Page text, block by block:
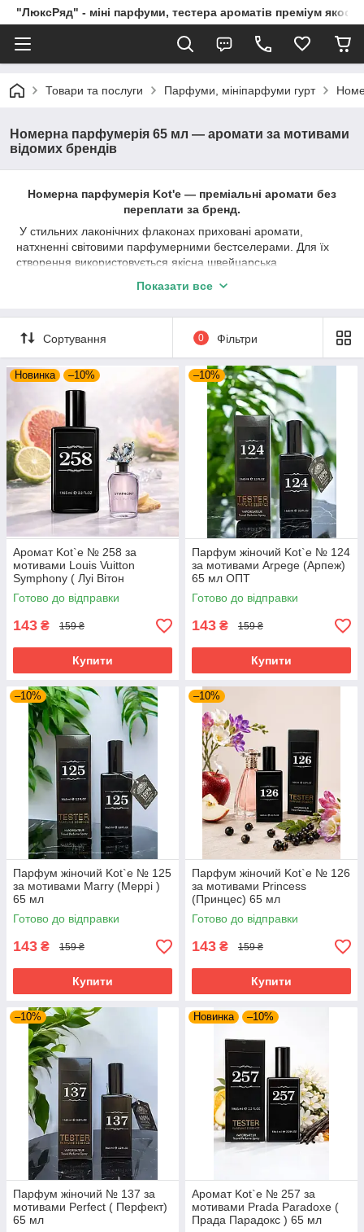
"ЛюксРяд" - міні парфуми, тестера ароматів преміум
Товари та послуги Парфуми, мініпарфуми гурт
Номерна парфумерія 65 мл — аромати за мотивами
відомих брендів
Номерна парфумерія Kot'e — преміальні аромати без
переплати за бренд.
У стильних лаконічних флаконах приховані аромати,
натхненні світовими парфумерними бестселерами. Для їх
створення використовується якісна швейцарська
дарують насичене звучання та приємний шлейф.
Ми віримо, що головне в парфумах — це сам аромат і
емоції, які він дарує. Саме тому ви платите за якість, а не за
гучне ім'я на упаковці чи багатомільйонну рекламу.
У каталозі представлено майже 300 жіночих, чоловічих та
унісекс ароматів на будь-який смак — від свіжих і легких до
глибоких, чуттєвих та шлейфових композицій.
Знайдіть свій улюблений аромат серед сотень варіантів
та обирайте парфуми, які підкреслять саме вашу
індивідуальність.
Показати все
Сортування 0 Фільтри
Новинка –10%
Аромат Kot`e № 258 за
мотивами Louis Vuitton
Symphony ( Луі Вітон
Симфонія) 65 мл
Готово до відправки
143 ₴ 159 ₴
Купити
–10%
Парфум жіночий Kot`e № 124
за мотивами Arpege (Арпеж)
65 мл ОПТ
Готово до відправки
143 ₴ 159 ₴
Купити
–10%
Парфум жіночий Kot`e № 125
за мотивами Marry (Меррі )
65 мл
Готово до відправки
143 ₴ 159 ₴
Купити
–10%
Парфум жіночий Kot`e № 126
за мотивами Princess
(Принцес) 65 мл
Готово до відправки
143 ₴ 159 ₴
Купити
–10%
Парфум жіночий № 137 за
мотивами Perfect ( Перфект)
65 мл
Новинка –10%
Аромат Kot`e № 257 за
мотивами Prada Paradoxe (
Прада Парадокс ) 65 мл